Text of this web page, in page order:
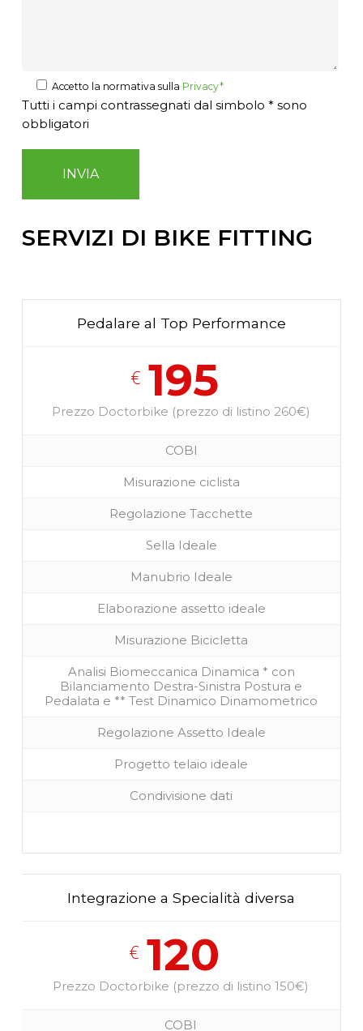
Accetto la normativa sulla Privacy*
Tutti i campi contrassegnati dal simbolo * sono
obbligatori
SERVIZI DI BIKE FITTING
Pedalare al Top Performance
€195
Prezzo Doctorbike (prezzo di listino 260€)
COBI
Misurazione ciclista
Regolazione Tacchette
Sella Ideale
Manubrio Ideale
Elaborazione assetto ideale
Misurazione Bicicletta
Analisi Biomeccanica Dinamica * con
Bilanciamento Destra-Sinistra Postura e
Pedalata e ** Test Dinamico Dinamometrico
Regolazione Assetto Ideale
Progetto telaio ideale
Condivisione dati
Integrazione a Specialità diversa
€120
Prezzo Doctorbike (prezzo di listino 150€)
COBI